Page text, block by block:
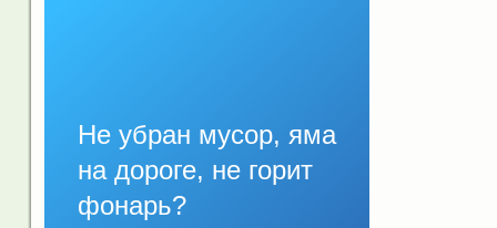
Не убран мусор, яма
на дороге, не горит
фонарь?